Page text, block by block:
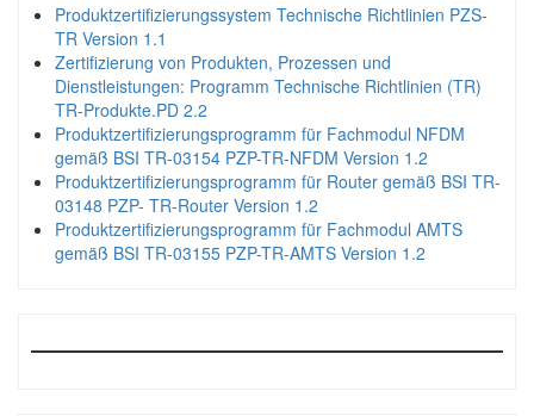
Produktzertifizierungssystem Technische Richtlinien PZS-
TR Version 1.1
Zertifizierung von Produkten, Prozessen und
Dienstleistungen: Programm Technische Richtlinien (TR)
TR-Produkte.PD 2.2
Produktzertifizierungsprogramm für Fachmodul NFDM
gemäß BSI TR-03154 PZP-TR-NFDM Version 1.2
Produktzertifizierungsprogramm für Router gemäß BSI TR-
03148 PZP- TR-Router Version 1.2
Produktzertifizierungsprogramm für Fachmodul AMTS
gemäß BSI TR-03155 PZP-TR-AMTS Version 1.2